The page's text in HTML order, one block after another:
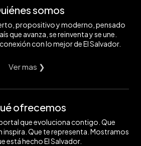
somos
propositivo y moderno, pensado
que avanza, se reinventa y se une.
con lo mejor de El Salvador.
Ver mas ❯
ofrecemos
que evoluciona contigo. Que
Que te representa. Mostramos
está hecho El Salvador.